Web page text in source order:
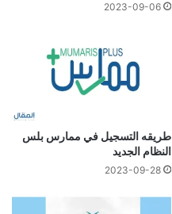
2023-09-06
طريقه التسجيل في ممارس بلس
النظام الجديد
2023-09-28